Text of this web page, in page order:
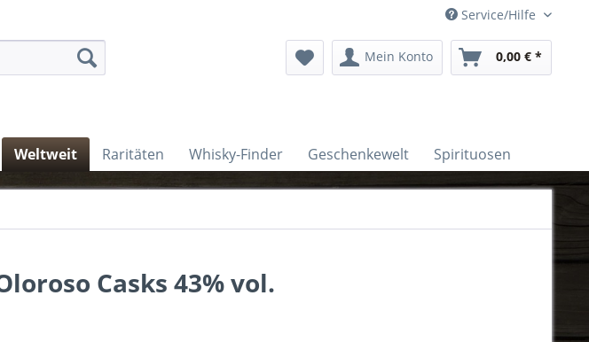
Service/Hilfe
Mein Konto 0,00 € *
Weltweit Raritäten Whisky-Finder Geschenkewelt Spirituosen
Casks 43% vol.